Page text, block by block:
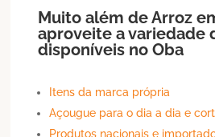
Muito além deArroz
aproveite a variedade
disponíveis no Oba
Itens da marca própria
Açougue para o dia a dia e
Produtos nacionais e